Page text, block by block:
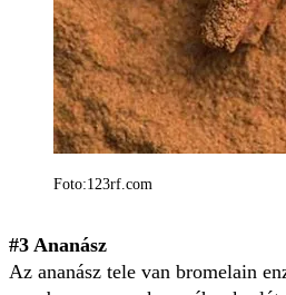
Foto:123rf.com
#3 Ananász
Az ananász tele van bromelain